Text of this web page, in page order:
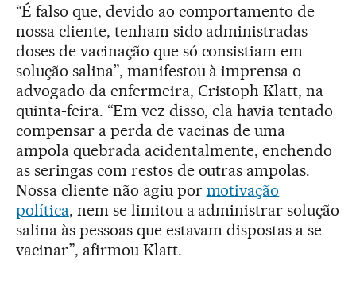
“É falso que, devido ao comportamento de
nossa cliente, tenham sido administradas
doses de vacinação que só consistiam em
solução salina”, manifestou à imprensa o
advogado da enfermeira, Cristoph Klatt, na
quinta-feira. “Em vez disso, ela havia tentado
compensar a perda de vacinas de uma
ampola quebrada acidentalmente, enchendo
as seringas com restos de outras ampolas.
Nossa cliente não agiu por motivação
política, nem se limitou a administrar solução
salina às pessoas que estavam dispostas a se
vacinar”, afirmou Klatt.